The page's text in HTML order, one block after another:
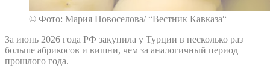
© Фото: Мария Новоселова/ “Вестник Кавказа“
За июнь 2026 года РФ закупила у Турции в несколько раз
больше абрикосов и вишни, чем за аналогичный период
прошлого года.